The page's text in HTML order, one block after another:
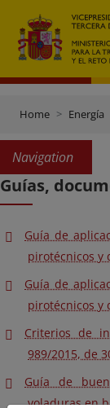
Home Energía
Navigation
Guías,
Guía de
pirotécnicos y
Guía de
pirotécnicos y
Criterios de
989/2015, de
Guía de
voladuras en